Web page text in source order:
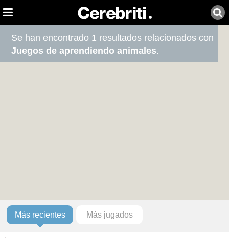
Se han encontrado 1 resultados relacionados con
Juegos de aprendiendo animales.
Más recientes Más jugados